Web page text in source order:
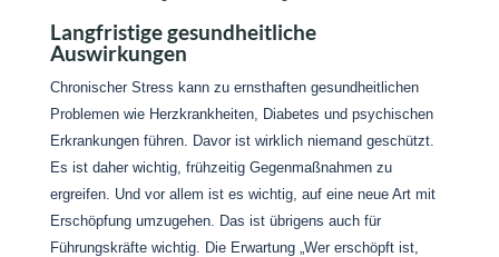
Langfristige gesundheitliche
Auswirkungen
Chronischer Stress kann zu ernsthaften gesundheitlichen
Problemen wie Herzkrankheiten, Diabetes und psychischen
Erkrankungen führen. Davor ist wirklich niemand geschützt.
Es ist daher wichtig, frühzeitig Gegenmaßnahmen zu
ergreifen. Und vor allem ist es wichtig, auf eine neue Art mit
Erschöpfung umzugehen. Das ist übrigens auch für
Führungskräfte wichtig. Die Erwartung „Wer erschöpft ist,